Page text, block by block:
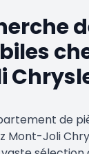
de
Mont-Joli